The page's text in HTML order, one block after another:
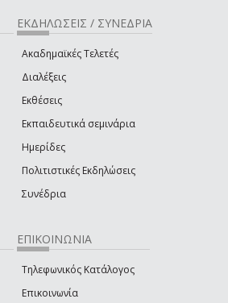
ΕΚΔΗΛΩΣΕΙΣ / ΣΥΝΕΔΡΙΑ
Ακαδημαϊκές Τελετές
Διαλέξεις
Εκθέσεις
Εκπαιδευτικά σεμινάρια
Ημερίδες
Πολιτιστικές Εκδηλώσεις
Συνέδρια
ΕΠΙΚΟΙΝΩΝΙΑ
Τηλεφωνικός Κατάλογος
Επικοινωνία